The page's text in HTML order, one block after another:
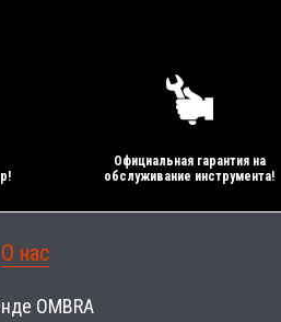
Официальная гарантия на
обслуживание инструмента!
О нас
OMBRA